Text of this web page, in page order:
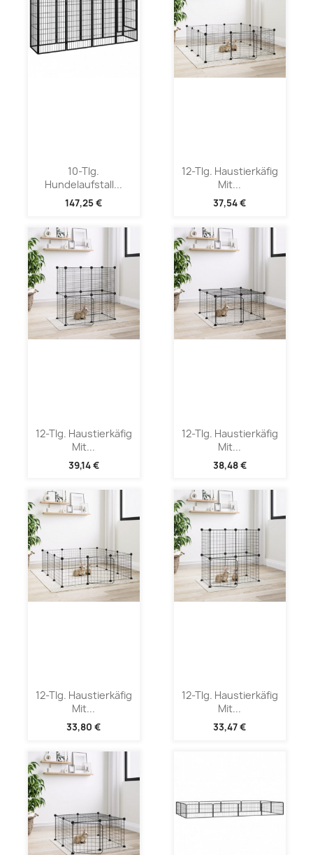
10-Tlg.
Hundelaufstall...
147,25 €
12-Tlg. Haustierkäfig
Mit...
37,54 €
12-Tlg. Haustierkäfig
Mit...
39,14 €
12-Tlg. Haustierkäfig
Mit...
38,48 €
12-Tlg. Haustierkäfig
Mit...
33,80 €
12-Tlg. Haustierkäfig
Mit...
33,47 €